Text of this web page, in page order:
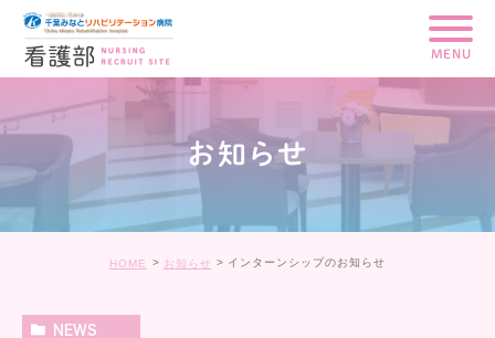
MENU
お知らせ
HOME お知らせ インターンシップのお知らせ
NEWS